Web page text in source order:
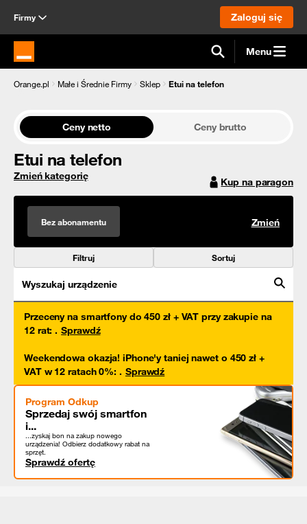
Firmy Zaloguj się
Strona główna Orange.pl Menu
Orange.pl Małe i Średnie Firmy Sklep Etui na telefon
Ceny netto Ceny brutto
Etui na telefon
Zmień kategorię Kup na paragon
Bez abonamentu Zmień
Filtruj Sortuj
Wyszukaj urządzenie
Przeceny na smartfony do 450 zł + VAT przy zakupie na
12 rat: . Sprawdź
Weekendowa okazja! iPhone'y taniej nawet o 450 zł +
VAT w 12 ratach 0%: . Sprawdź
Program Odkup
Sprzedaj swój smartfon
i...
...zyskaj bon na zakup nowego
urządzenia! Odbierz dodatkowy rabat na
sprzęt.
Sprawdź ofertę